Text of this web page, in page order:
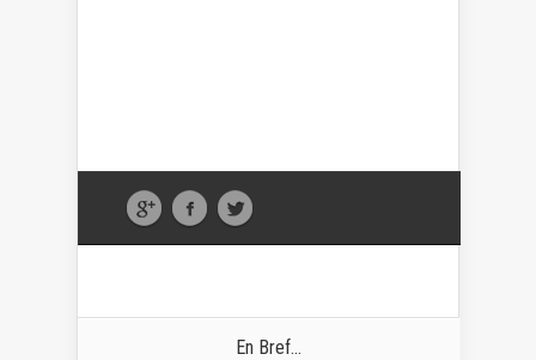
En Bref...